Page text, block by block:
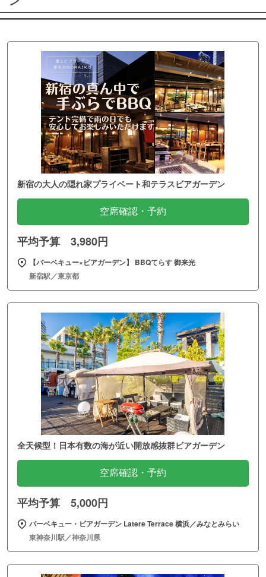
新宿の大人の隠れ家プライベート和テラスビアガーデン
空席確認・予約
平均予算 3,980円
【バーベキュー×ビアガーデン】 BBQてらす 御来光
新宿駅／東京都
全天候型！日本有数の海が近い開放感抜群ビアガーデン
空席確認・予約
平均予算 5,000円
バーベキュー・ビアガーデン Latere Terrace 横浜／みなとみらい
東神奈川駅／神奈川県